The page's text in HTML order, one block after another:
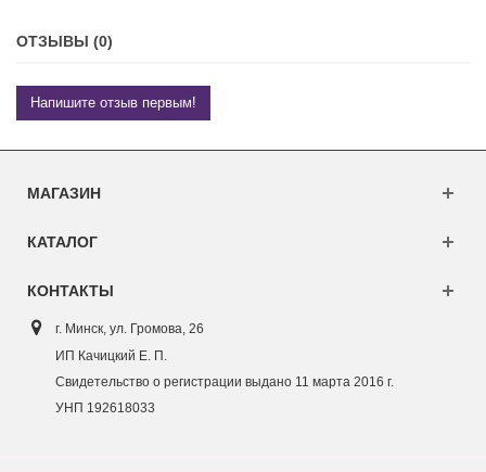
ОТЗЫВЫ (0)
Напишите отзыв первым!
МАГАЗИН
КАТАЛОГ
КОНТАКТЫ
г. Минск, ул. Громова, 26
ИП Качицкий Е. П.
Свидетельство о регистрации выдано 11 марта 2016 г.
УНП 192618033